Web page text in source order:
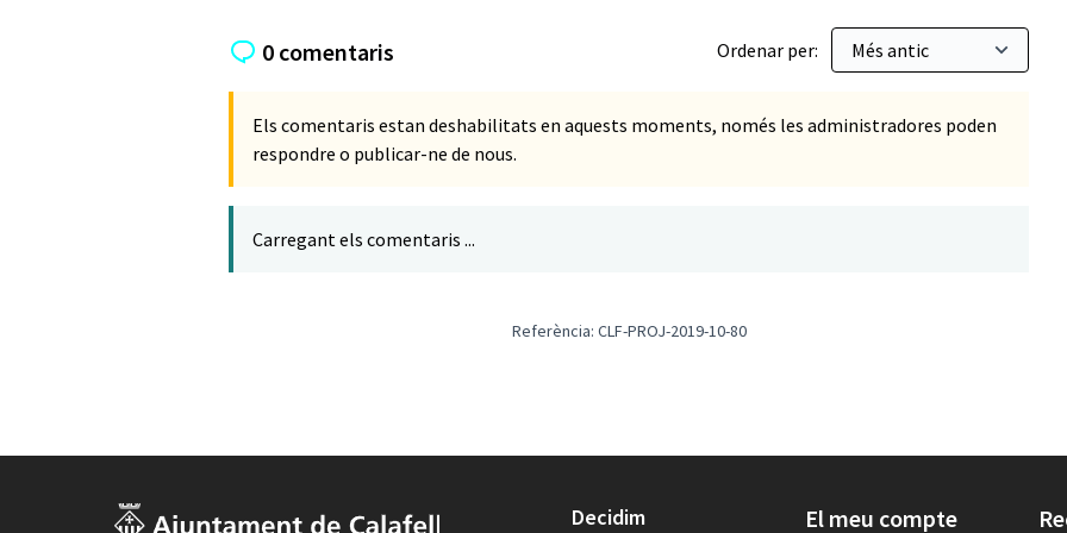
0 comentaris Ordenar per:
Els comentaris estan deshabilitats en aquests moments, només les administradores poden
respondre o publicar-ne de nous.
Carregant els comentaris ...
Referència: CLF-PROJ-2019-10-80
Decidim El meu compte